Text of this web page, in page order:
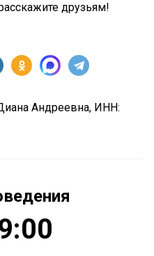
друзьям!
Андреевна, ИНН: